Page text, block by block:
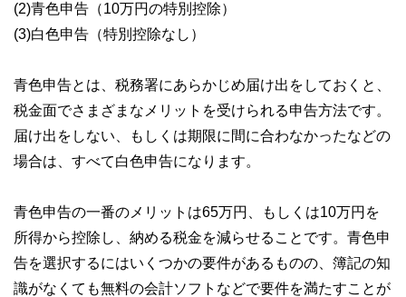
(2)青色申告（10万円の特別控除）
(3)白色申告（特別控除なし）
青色申告とは、税務署にあらかじめ届け出をしておくと、
税金面でさまざまなメリットを受けられる申告方法です。
届け出をしない、もしくは期限に間に合わなかったなどの
場合は、すべて白色申告になります。
青色申告の一番のメリットは65万円、もしくは10万円を
所得から控除し、納める税金を減らせることです。青色申
告を選択するにはいくつかの要件があるものの、簿記の知
識がなくても無料の会計ソフトなどで要件を満たすことが